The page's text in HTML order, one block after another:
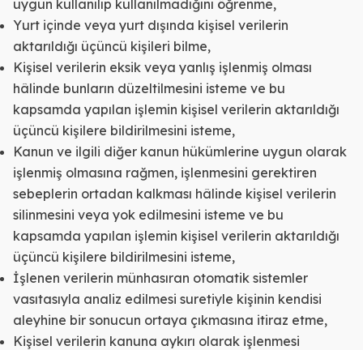
uygun kullanılıp kullanılmadığını öğrenme,
Yurt içinde veya yurt dışında kişisel verilerin
aktarıldığı üçüncü kişileri bilme,
Kişisel verilerin eksik veya yanlış işlenmiş olması
hâlinde bunların düzeltilmesini isteme ve bu
kapsamda yapılan işlemin kişisel verilerin aktarıldığı
üçüncü kişilere bildirilmesini isteme,
Kanun ve ilgili diğer kanun hükümlerine uygun olarak
işlenmiş olmasına rağmen, işlenmesini gerektiren
sebeplerin ortadan kalkması hâlinde kişisel verilerin
silinmesini veya yok edilmesini isteme ve bu
kapsamda yapılan işlemin kişisel verilerin aktarıldığı
üçüncü kişilere bildirilmesini isteme,
İşlenen verilerin münhasıran otomatik sistemler
vasıtasıyla analiz edilmesi suretiyle kişinin kendisi
aleyhine bir sonucun ortaya çıkmasına itiraz etme,
Kişisel verilerin kanuna aykırı olarak işlenmesi